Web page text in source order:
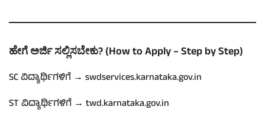
ಹೇಗೆ ಅರ್ಜಿ ಸಲ್ಲಿಸಬೇಕು? (How to Apply – Step by Step)
SC ವಿದ್ಯಾರ್ಥಿಗಳಿಗೆ → swdservices.karnataka.gov.in
ST ವಿದ್ಯಾರ್ಥಿಗಳಿಗೆ → twd.karnataka.gov.in